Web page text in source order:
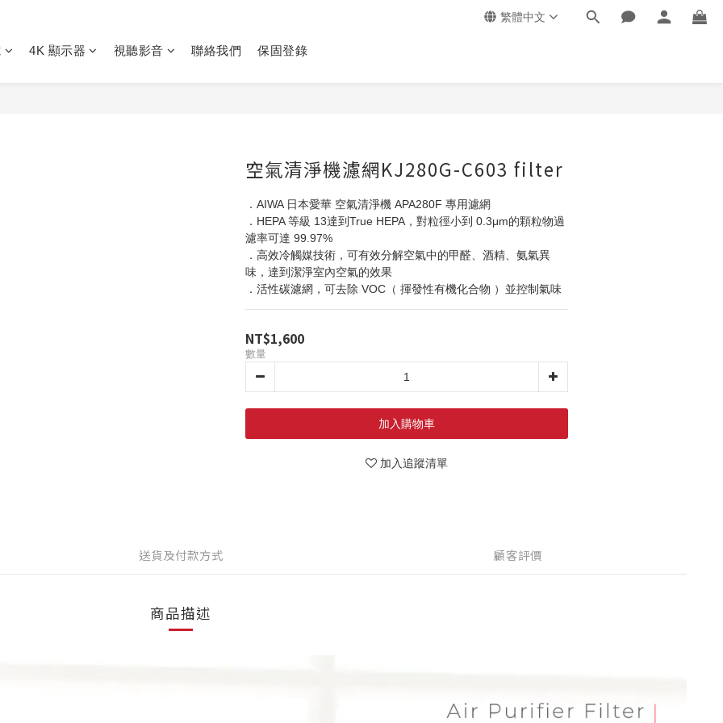
繁體中文
4K 顯示器 視聽影音 聯絡我們 保固登錄
空氣清淨機濾網KJ280G-C603 filter
．AIWA 日本愛華 空氣清淨機 APA280F 專用濾網
．HEPA 等級 13達到True HEPA，對粒徑小到 0.3μm的顆粒物過
濾率可達 99.97%
．高效冷觸媒技術，可有效分解空氣中的甲醛、酒精、氨氣異
味，達到潔淨室內空氣的效果
．活性碳濾網，可去除 VOC（ 揮發性有機化合物 ）並控制氣味
NT$1,600
數量
加入購物車
加入追蹤清單
送貨及付款方式 顧客評價
商品描述